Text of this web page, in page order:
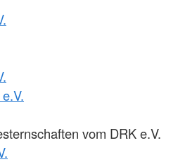
vom DRK e.V.